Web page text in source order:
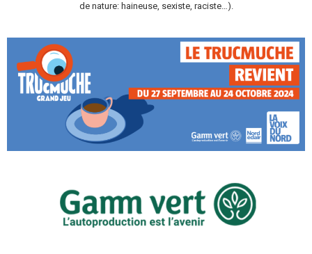
de nature: haineuse, sexiste, raciste…).